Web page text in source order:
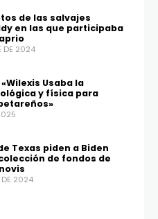
de las salvajes
en las que participaba
DE 2024
Usaba la
y física para
Texas piden a Biden
de fondos de
DE 2024